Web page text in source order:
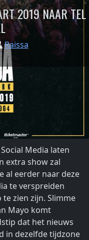
2019 NAAR TEL
Raissa
Media laten
extra show zal
al eerder naar deze
te verspreiden
zien zijn. Slimme
Mayo komt
dat het nieuws
in dezelfde tijdzone